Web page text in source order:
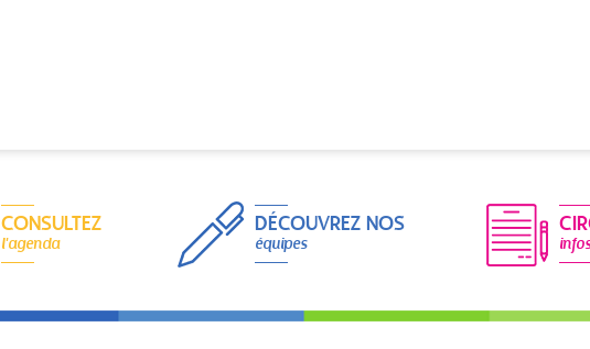
CONSULTEZ
l'agenda
DÉCOUVREZ NOS
équipes